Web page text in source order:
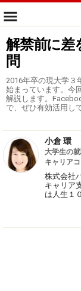
解禁前に差
問
2016年卒の現大学３
始まっています。今
解説します。
で、ぜひ有効活用し
小倉 環
大学生の
キャリア
株式会社
キャリア
は人生１